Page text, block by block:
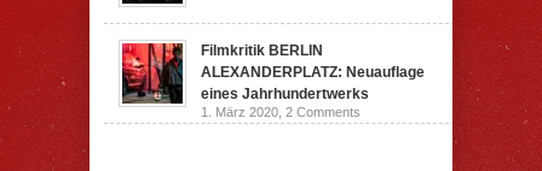
Filmkritik BERLIN
ALEXANDERPLATZ: Neuauflage
eines Jahrhundertwerks
1. März 2020, 2 Comments